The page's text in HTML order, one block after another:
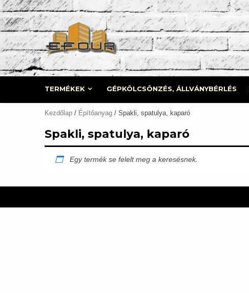
Skip
to
content
TERMÉKEK GÉPKÖLCSÖNZÉS, ÁLLVÁNYBÉRLÉS
Kezdőlap / Építőanyag / Spakli, spatulya, kaparó
Spakli, spatulya, kaparó
Egy termék se felelt meg a keresésnek.